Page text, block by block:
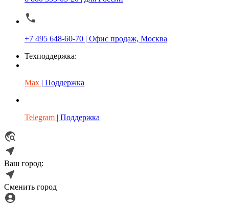
+7 495 648-60-70 | Офис продаж, Москва
Техподдержка:
Max | Поддержка
Telegram | Поддержка
Ваш город:
Сменить город